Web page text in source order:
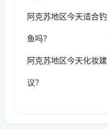
阿克苏地区今天适合钓
鱼吗？
阿克苏地区今天化妆建
议？